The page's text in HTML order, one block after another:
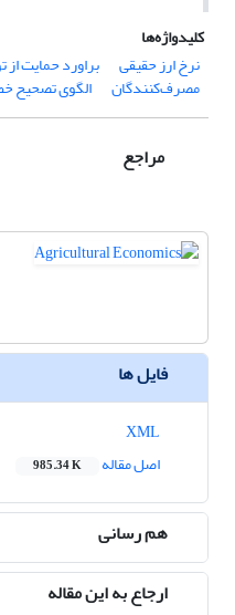
کلیدواژه‌ها
نرخ ارز حقیقی
براورد حمایت از
مصرف‌کنندگان الگوی تصحیح
مراجع
فایل ها
اصل مقاله
985.34 K
هم رسانی
ارجاع به این مقاله